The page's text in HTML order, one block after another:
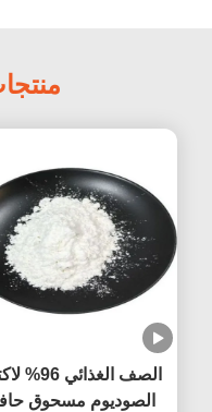
الصف الغذائي
الصوديوم مسحوق